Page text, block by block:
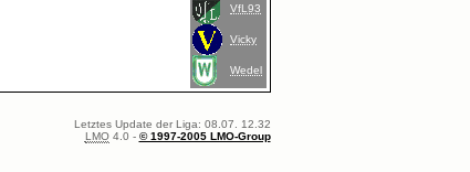
VfL93
Vicky
Wedel
Letztes Update der Liga: 08.07. 12.32
LMO4.0 - © 1997-2005 LMO-Group